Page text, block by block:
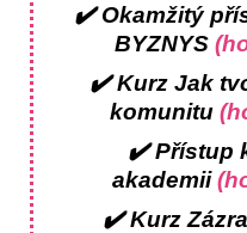
✔️ Okamžitý
BYZNYS
✔️ Kurz Jak
komunitu
✔️ Přístup
akademii
✔️ Kurz